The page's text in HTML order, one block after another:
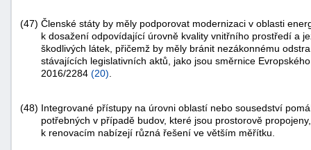
(47) Členské státy by měly podporovat modernizaci v oblasti
k dosažení odpovídající úrovně kvality vnitřního prostředí a
škodlivých látek, přičemž by měly bránit nezákonnému
stávajících legislativních aktů, jako jsou směrnice
2016/2284 (20)
(48) Integrované přístupy na úrovni oblastí nebo sousedství
potřebných v případě budov, které jsou prostorově
k renovacím nabízejí různá řešení ve větším měřítku.